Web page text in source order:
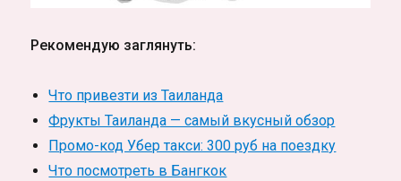
Рекомендую заглянуть:
Что привезти из Таиланда
Фрукты Таиланда — самый вкусный обзор
Промо-код Убер такси: 300 руб на поездку
Что посмотреть в Бангкок